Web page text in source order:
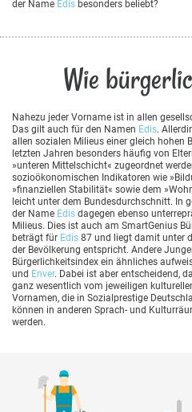
der Name Edis besonders beliebt?
Wie
Nahezu jeder Vorname ist in allen
Das gilt auch für den Namen Edis.
allen sozialen Milieus einer gleich hohen
letzten Jahren besonders häufig von
»unteren Mittelschicht« zugeordnet
sozioökonomischen Indikatoren wie
»finanziellen Stabilität« sowie dem
leicht unter dem Bundesdurchschnitt. In
der Name Edis dagegen ebenso
Milieus. Dies ist auch am SmartGenius
beträgt für Edis 87 und liegt damit unter
der Bevölkerung entspricht. Andere
Bürgerlichkeitsindex ein ähnliches
und Enver. Dabei ist aber entscheidend,
ganz wesentlich vom jeweiligen
Vornamen, die in Sozialprestige
können in anderen Sprach- und
werden.